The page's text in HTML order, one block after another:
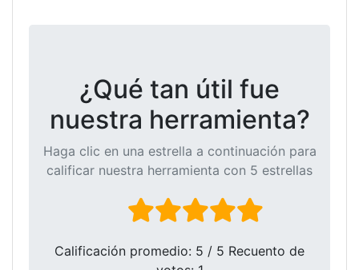
¿Qué tan útil fue
nuestra herramienta?
Haga clic en una estrella a continuación para
calificar nuestra herramienta con 5 estrellas
Calificación promedio: 5 / 5 Recuento de